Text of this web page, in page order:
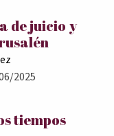
de juicio y
2025
tiempos